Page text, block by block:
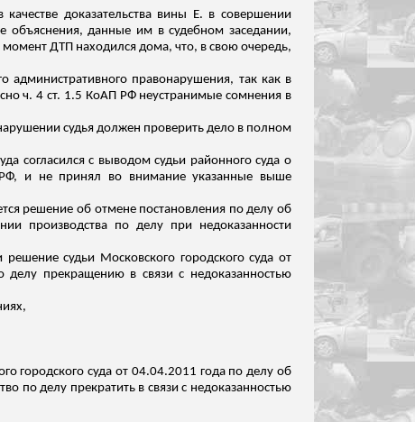
доказательства вины Е. в совершении
объяснения, данные им в судебном заседании,
момент ДТП находился дома, что, в свою очередь,
правонарушения, так как в
ч. 4 ст. 1.5 КоАП РФ неустранимые сомнения в
судья должен проверить дело в полном
согласился с выводом судьи районного суда о
РФ, и не принял во внимание указанные выше
решение об отмене постановления по делу об
производства по делу при недоказанности
судьи Московского городского суда от
прекращению в связи с недоказанностью
городского суда от 04.04.2011 года по делу об
по делу прекратить в связи с недоказанностью